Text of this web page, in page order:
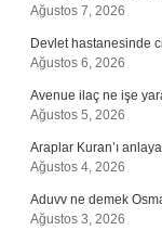
Ağustos 7, 2026
Devlet hastanesinde
Ağustos 6, 2026
Avenue ilaç ne işe
Ağustos 5, 2026
Araplar Kuran’ı
Ağustos 4, 2026
Aduvv ne demek
Ağustos 3, 2026